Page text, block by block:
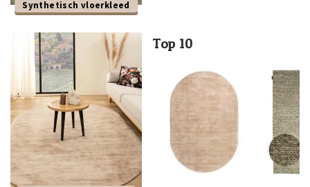
Synthetisch vloerkleed
Top 10